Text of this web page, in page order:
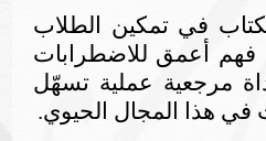
في تمكين الطلاب
فهم أعمق للاضطرابات
مرجعية عملية تسهّل
في هذا المجال الحيوي.